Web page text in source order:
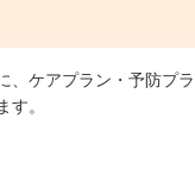
、ケアプラン・予防プラ
。